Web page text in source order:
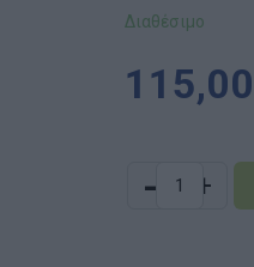
Παιδικής Χαράς για ΑμεΑ
Διαθέσιμο
- +